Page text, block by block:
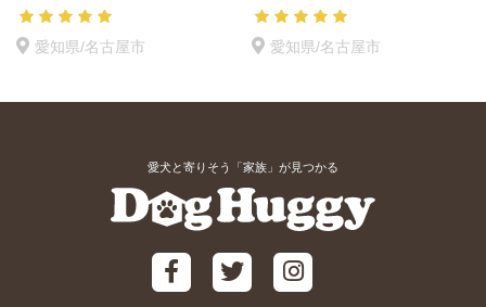
愛知県/名古屋市 愛知県/名古屋市
愛犬と寄りそう「家族」が見つかる